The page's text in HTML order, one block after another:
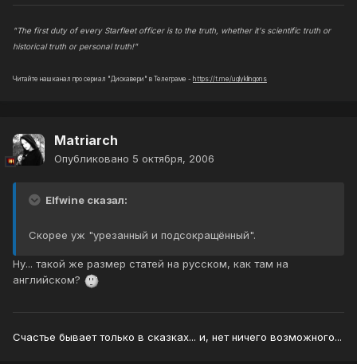
"The first duty of every Starfleet officer is to the truth, whether it's scientific truth or
historical truth or personal truth!"
Читайте наш канал про сериал "Дискавери" в Телеграме - https://t.me/uglyklingons
Matriarch
Опубликовано 5 октября, 2006
Elfwine сказал:
Скорее уж "урезанный и подсокращённый".
Ну... такой же размер статей на русском, как там на
английском?
Счастье бывает только в сказках... и, нет ничего возможного...